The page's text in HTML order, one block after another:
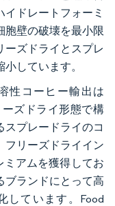
ドレートフォーミ
胞壁の破壊を最小限
ーズドライとスプレ
しています。
性コーヒー輸出は
ーズドライ形態で構
スプレードライのコ
フリーズドライイン
ミアムを獲得してお
ブランドにとって高
しています。Food